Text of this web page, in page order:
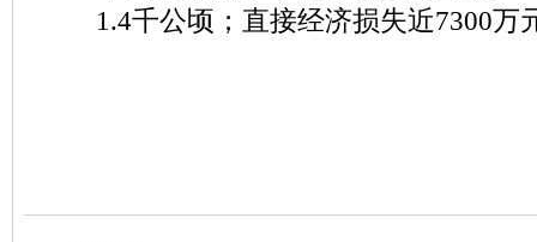
1.4千公顷；直接经济损失近7300万